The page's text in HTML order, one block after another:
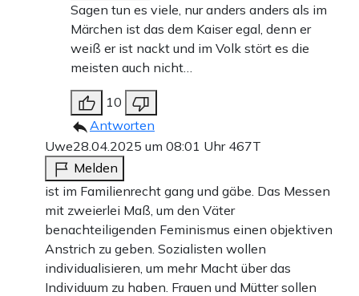
Sagen tun es viele, nur anders anders als im
Märchen ist das dem Kaiser egal, denn er
weiß er ist nackt und im Volk stört es die
meisten auch nicht…
10
Antworten
Uwe28.04.2025 um 08:01 Uhr 467T
Melden
ist im Familienrecht gang und gäbe. Das Messen
mit zweierlei Maß, um den Väter
benachteiligenden Feminismus einen objektiven
Anstrich zu geben. Sozialisten wollen
individualisieren, um mehr Macht über das
Individuum zu haben. Frauen und Mütter sollen